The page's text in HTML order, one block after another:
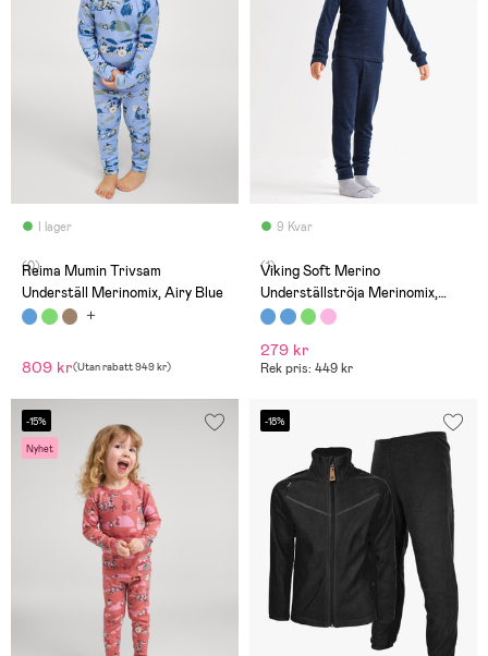
I lager
(0)
Reima Mumin Trivsam
Underställ Merinomix, Airy Blue
809 kr(Utan rabatt949 kr)
9 Kvar
(1)
Viking Soft Merino
Underställströja Merinomix,
Navy
279 kr
Rek pris: 449 kr
-15%
Nyhet
-18%